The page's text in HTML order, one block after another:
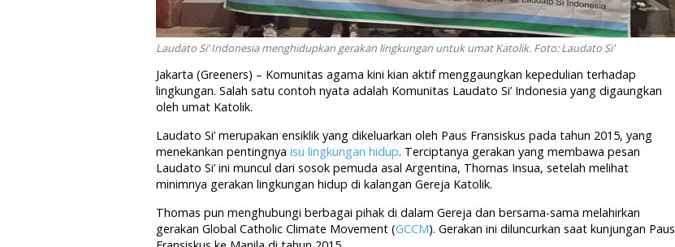
Laudato Si’ Indonesia menghidupkan gerakan lingkungan untuk umat Katolik. Foto: Laudato Si'
Jakarta (Greeners) – Komunitas agama kini kian aktif menggaungkan kepedulian terhadap
lingkungan. Salah satu contoh nyata adalah Komunitas Laudato Si’ Indonesia yang digaungkan
oleh umat Katolik.
Laudato Si’ merupakan ensiklik yang dikeluarkan oleh Paus Fransiskus pada tahun 2015, yang
menekankan pentingnya isu lingkungan hidup. Terciptanya gerakan yang membawa pesan
Laudato Si’ ini muncul dari sosok pemuda asal Argentina, Thomas Insua, setelah melihat
minimnya gerakan lingkungan hidup di kalangan Gereja Katolik.
Thomas pun menghubungi berbagai pihak di dalam Gereja dan bersama-sama melahirkan
gerakan Global Catholic Climate Movement (GCCM). Gerakan ini diluncurkan saat kunjungan Paus